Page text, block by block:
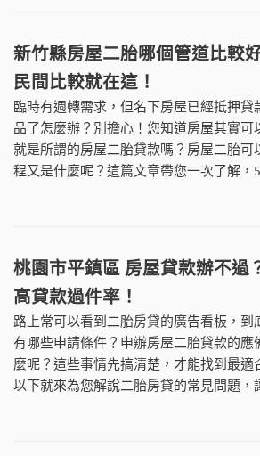
新竹縣房屋二胎哪個管道比較
民間比較就在這！
臨時有週轉需求，但名下房屋已經抵押貸
品了怎麼辦？別擔心！您知道房屋其實可
就是所謂的房屋二胎貸款嗎？房屋二胎可
程又是什麼呢？這篇文章帶您一次了解
桃園市平鎮區 房屋貸款辦不過
高貸款過件率！
路上常可以看到二胎房貸的廣告看板，到
有哪些申請條件？申辦房屋二胎貸款的應
麼呢？這些事情先搞清楚，才能找到最適
以下就來為您解說二胎房貸的常見問題